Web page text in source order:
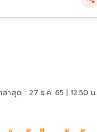
ล่าสุด : 27 ธ.ค. 65 | 12:50 น.